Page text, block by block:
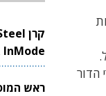
25 באפריל.
הדור
InMode בניצול מידע פנים
ראש